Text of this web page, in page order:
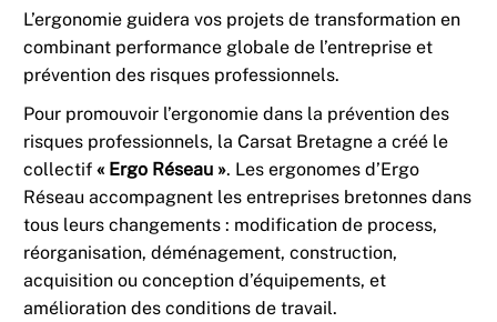
L’ergonomie guidera vos projets de transformation en
combinant performance globale de l’entreprise et
prévention des risques professionnels.
Pour promouvoir l’ergonomie dans la prévention des
risques professionnels, la Carsat Bretagne a créé le
collectif « Ergo Réseau ». Les ergonomes d’Ergo
Réseau accompagnent les entreprises bretonnes dans
tous leurs changements : modification de process,
réorganisation, déménagement, construction,
acquisition ou conception d’équipements, et
amélioration des conditions de travail.